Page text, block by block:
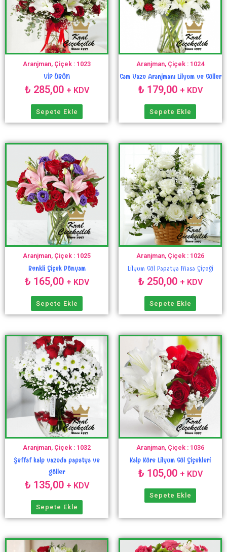
Aranjman, Çiçek : 1023
VİP ÜRÜN
₺ 285,00 + KDV
Sepete Ekle
Aranjman, Çiçek : 1024
Cam Vazo Aranjmanı Lilyum ve Güller
₺ 179,00 + KDV
Sepete Ekle
Aranjman, Çiçek : 1025
Renkli Çiçek Dünyam
₺ 165,00 + KDV
Sepete Ekle
Aranjman, Çiçek : 1026
Lilyum Gül Papatya Masa Çiçeği
₺ 250,00 + KDV
Sepete Ekle
Aranjman, Çiçek : 1032
Şeffaf kalp vazoda papatya ve
güller
₺ 135,00 + KDV
Sepete Ekle
Aranjman, Çiçek : 1036
Kalp Küre Lilyum Gül Çiçekleri
₺ 105,00 + KDV
Sepete Ekle